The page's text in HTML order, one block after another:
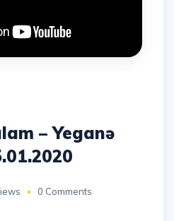
– Yeganə
0 Comments